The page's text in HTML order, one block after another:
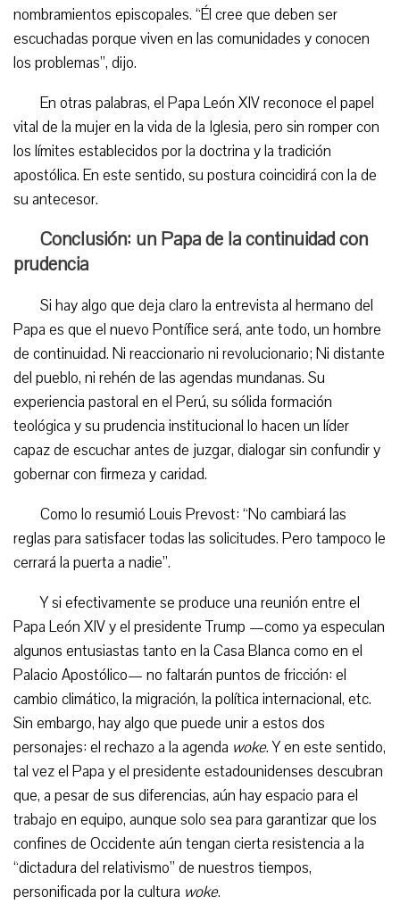
nombramientos episcopales. “Él cree que deben ser
escuchadas porque viven en las comunidades y conocen
los problemas”, dijo.
En otras palabras, el Papa León XIV reconoce el papel
vital de la mujer en la vida de la Iglesia, pero sin romper con
los límites establecidos por la doctrina y la tradición
apostólica. En este sentido, su postura coincidirá con la de
su antecesor.
Conclusión: un Papa de la continuidad con
prudencia
Si hay algo que deja claro la entrevista al hermano del
Papa es que el nuevo Pontífice será, ante todo, un hombre
de continuidad. Ni reaccionario ni revolucionario; Ni distante
del pueblo, ni rehén de las agendas mundanas. Su
experiencia pastoral en el Perú, su sólida formación
teológica y su prudencia institucional lo hacen un líder
capaz de escuchar antes de juzgar, dialogar sin confundir y
gobernar con firmeza y caridad.
Como lo resumió Louis Prevost: “No cambiará las
reglas para satisfacer todas las solicitudes. Pero tampoco le
cerrará la puerta a nadie”.
Y si efectivamente se produce una reunión entre el
Papa León XIV y el presidente Trump —como ya especulan
algunos entusiastas tanto en la Casa Blanca como en el
Palacio Apostólico— no faltarán puntos de fricción: el
cambio climático, la migración, la política internacional, etc.
Sin embargo, hay algo que puede unir a estos dos
personajes: el rechazo a la agenda woke. Y en este sentido,
tal vez el Papa y el presidente estadounidenses descubran
que, a pesar de sus diferencias, aún hay espacio para el
trabajo en equipo, aunque solo sea para garantizar que los
confines de Occidente aún tengan cierta resistencia a la
“dictadura del relativismo” de nuestros tiempos,
personificada por la cultura woke.